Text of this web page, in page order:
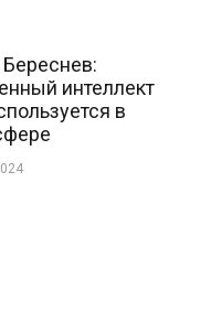
интеллект
в